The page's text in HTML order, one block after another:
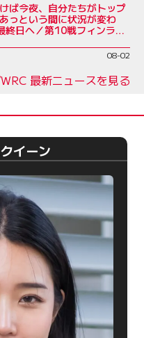
ば今夜、自分たちがトップ
っという間に状況が変わ
終日へ／第10戦フィンラン
08-02
最新ニュースを見る
イーン